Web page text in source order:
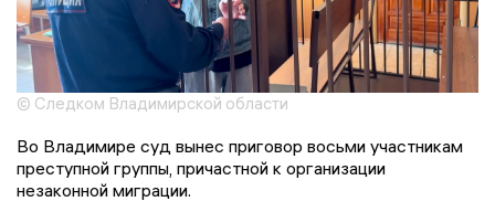
© Следком Владимирской области
Во Владимире суд вынес приговор восьми участникам
преступной группы, причастной к организации
незаконной миграции.